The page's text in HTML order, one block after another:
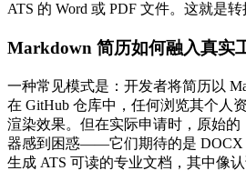
ATS 的 Word 或 PDF 文件。这就是转
Markdown 简历如何融入真实
一种常见模式是：开发者将简历以
在 GitHub 仓库中，任何浏览其个人
渲染效果。但在实际申请时，原始的
器感到困惑——它们期待的是 DOCX
生成 ATS 可读的专业文档，其中像